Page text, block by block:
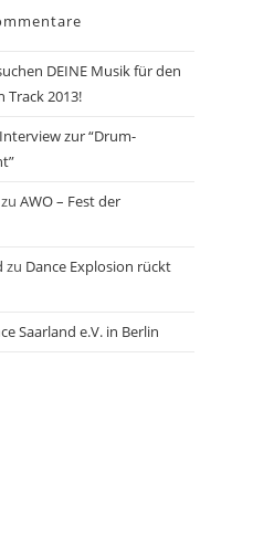
DEINE Musik für den
Track 2013!
Interview zur “Drum-
zu AWO – Fest der
zu Dance Explosion rückt
Saarland e.V. in Berlin